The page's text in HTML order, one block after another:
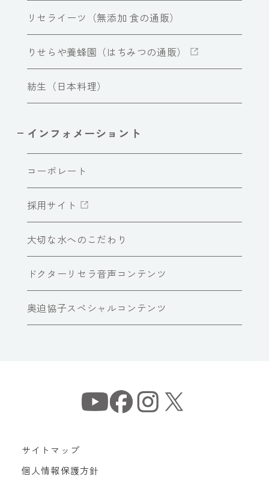
リセライーツ（無添加 食の通販）
りせらや養蜂園（はちみつの通販）
紡生（日本料理）
インフォメーショント
コーポレート
採用サイト
大切な水へのこだわり
ドクターリセラ音声コンテンツ
奥迫協子スペシャルコンテンツ
サイトマップ
個人情報保護方針